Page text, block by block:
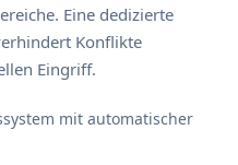
Eine dedizierte
Konflikte
Eingriff.
mit automatischer